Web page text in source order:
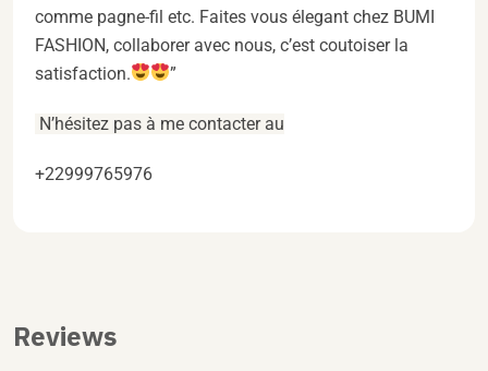
comme pagne-fil etc. Faites vous élegant chez BUMI
FASHION, collaborer avec nous, c’est coutoiser la
satisfaction.
”
N’hésitez pas à me contacter au
+22999765976
Reviews